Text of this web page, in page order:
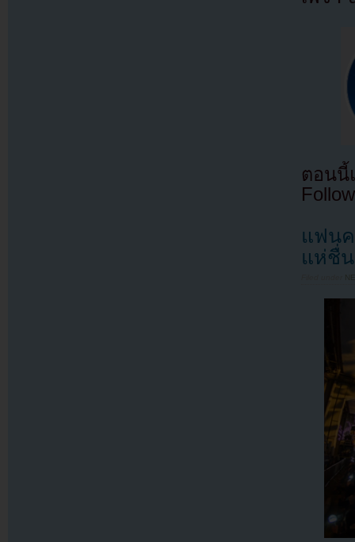
ตอนนี้
แฟนค
แห่ชื่